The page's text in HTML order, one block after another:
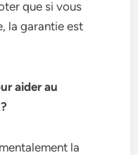
que si vous
la garantie est
aider au
la